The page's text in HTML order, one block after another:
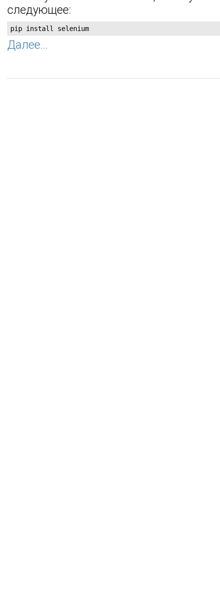
следующее:
pip install selenium
Далее...